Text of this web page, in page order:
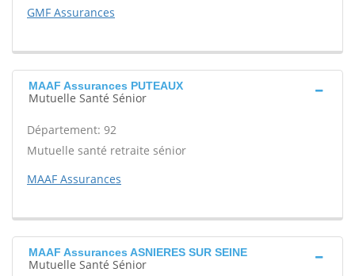
GMF Assurances
MAAF Assurances PUTEAUX
Mutuelle Santé Sénior
Département: 92
Mutuelle santé retraite sénior
MAAF Assurances
MAAF Assurances ASNIERES SUR SEINE
Mutuelle Santé Sénior